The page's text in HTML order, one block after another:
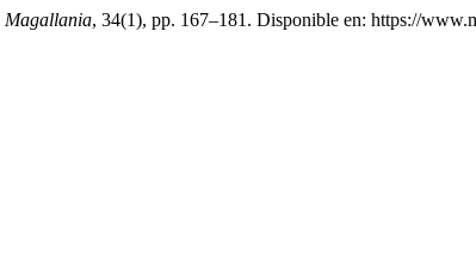
Magallania, 34(1), pp. 167–181. Disponible en: https://